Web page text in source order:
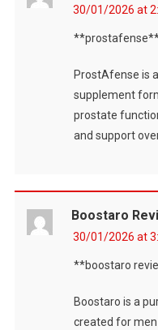
30/01/2026 at
ProstAfense is
supplement
prostate
and support
Boostaro
30/01/2026 at
**boostaro
Boostaro is a
created for